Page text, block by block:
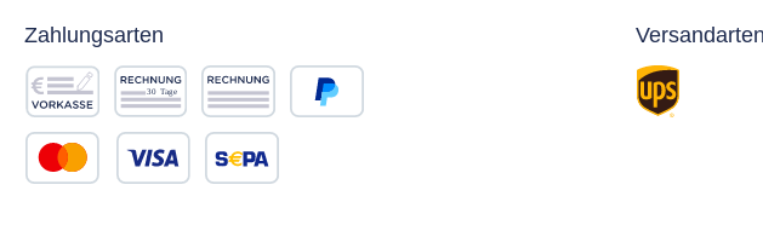
Zahlungsarten
Vorkasse Rechnung 30 Tage
Rechnung
Versandarten